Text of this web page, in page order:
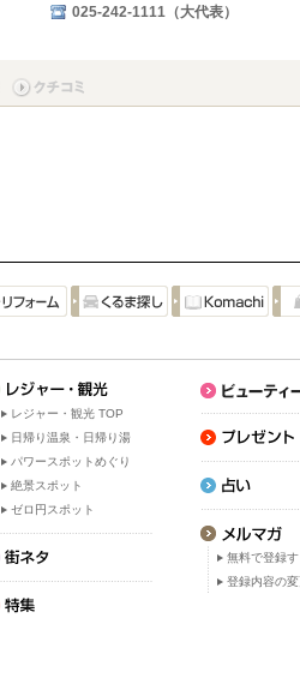
025-242-1111（大代表）
レジャー・観光 TOP
日帰り温泉・日帰り湯
パワースポットめぐり
絶景スポット
ゼロ円スポット
無料で登録
登録内容の